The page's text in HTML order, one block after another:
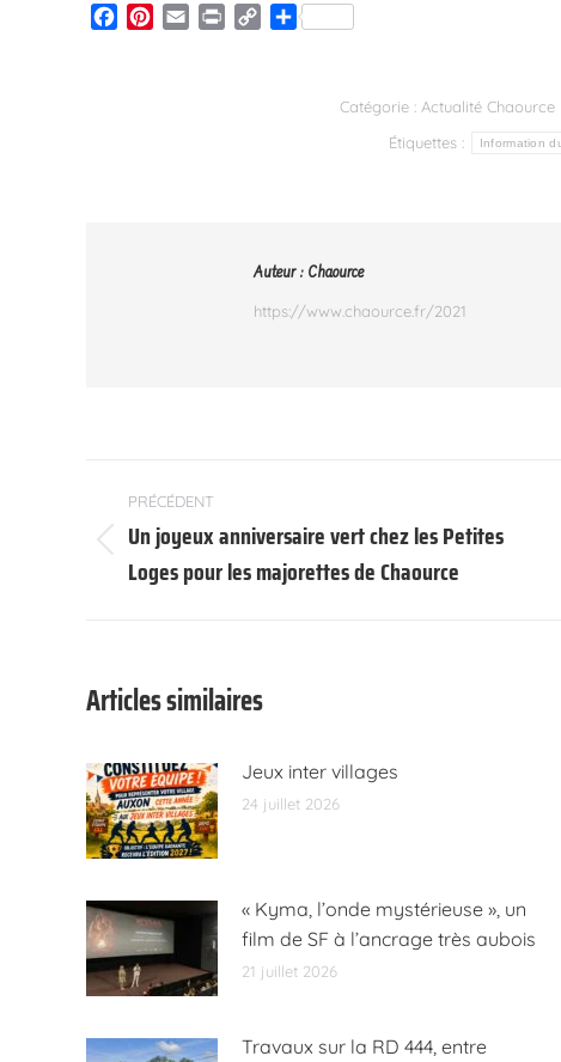
Facebook
Pinterest
Email Print
CopyPartager
Catégorie : Actualité Chaource
Étiquettes :
Information
Auteur : Chaource
https://www.chaource.fr/2021
Navigation
article
PRÉCÉDENT
Article
précédent
Un joyeux anniversaire vert chez les Petites
Loges pour les majorettes de Chaource
Articles similaires
Jeux inter villages
24 juillet 2026
« Kyma, l’onde mystérieuse », un
film de SF à l’ancrage très aubois
21 juillet 2026
Travaux sur la RD 444, entre